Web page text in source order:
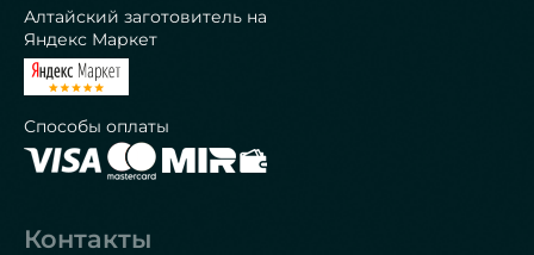
Алтайский заготовитель на
Яндекс Маркет
Способы оплаты
Контакты